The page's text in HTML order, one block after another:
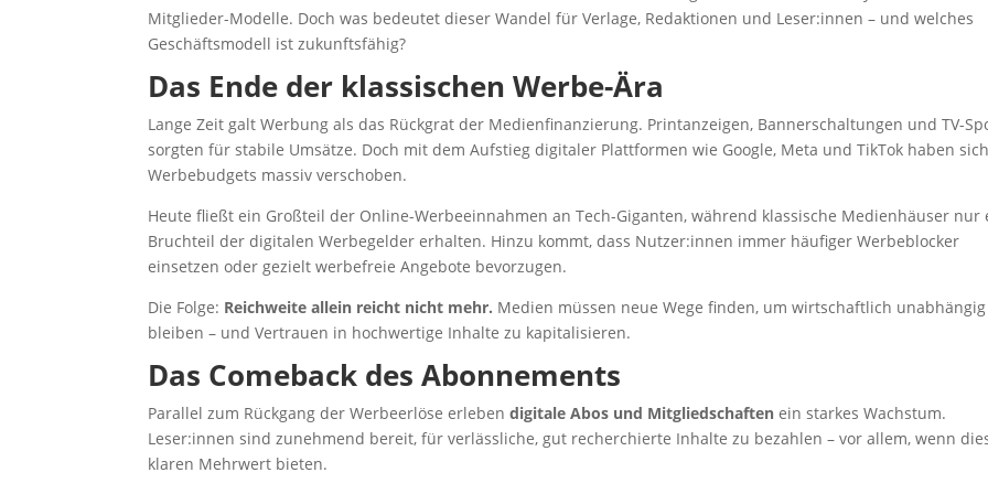
Mitglieder-Modelle. Doch was bedeutet dieser Wandel für Verlage, Redaktionen und Leser:innen – und welches
Geschäftsmodell ist zukunftsfähig?
Das Ende der klassischen Werbe-Ära
Lange Zeit galt Werbung als das Rückgrat der Medienfinanzierung. Printanzeigen, Bannerschaltungen und TV-
sorgten für stabile Umsätze. Doch mit dem Aufstieg digitaler Plattformen wie Google, Meta und TikTok haben sich
Werbebudgets massiv verschoben.
Heute fließt ein Großteil der Online-Werbeeinnahmen an Tech-Giganten, während klassische Medienhäuser nur
Bruchteil der digitalen Werbegelder erhalten. Hinzu kommt, dass Nutzer:innen immer häufiger Werbeblocker
einsetzen oder gezielt werbefreie Angebote bevorzugen.
Die Folge: Reichweite allein reicht nicht mehr. Medien müssen neue Wege finden, um wirtschaftlich unabhängig
bleiben – und Vertrauen in hochwertige Inhalte zu kapitalisieren.
Das Comeback des Abonnements
Parallel zum Rückgang der Werbeerlöse erlebendigitale Abos und Mitgliedschaften ein starkes Wachstum.
Leser:innen sind zunehmend bereit, für verlässliche, gut recherchierte Inhalte zu bezahlen – vor allem, wenn
klaren Mehrwert bieten.